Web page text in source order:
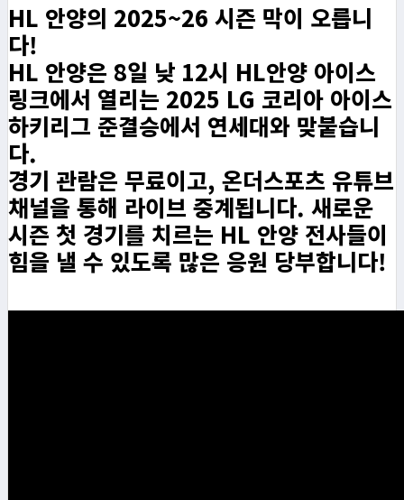
HL 안양의 2025~26 시즌 막이 오릅니
다!
HL 안양은 8일 낮 12시 HL안양 아이스
링크에서 열리는 2025 LG 코리아 아이스
하키리그 준결승에서 연세대와 맞붙습니
다.
경기 관람은 무료이고, 온더스포츠 유튜브
채널을 통해 라이브 중계됩니다. 새로운
시즌 첫 경기를 치르는 HL 안양 전사들이
힘을 낼 수 있도록 많은 응원 당부합니다!